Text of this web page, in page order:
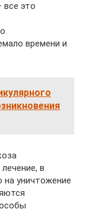
все это
времени и
в
уничтожение